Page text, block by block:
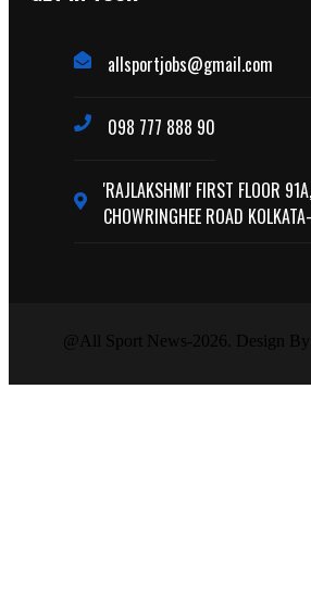
allsportjobs@gmail.com
098 777 888 90
'RAJLAKSHMI' FIRST FLOOR 91A,
CHOWRINGHEE ROAD
@All Sport News-2026. Design By